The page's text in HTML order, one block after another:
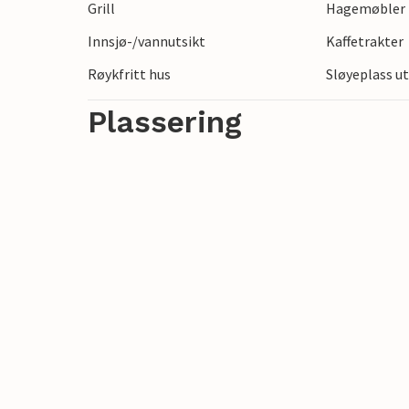
gode fiskemuligheter. Utforsk det
åkre, kyststrekninger og sjarmerende
regionen, og opplev roen og den
Grill
Hagemøbler
Innsjø-/vannutsikt
Kaffetrakter
Røykfritt hus
Sløyeplass
Plassering